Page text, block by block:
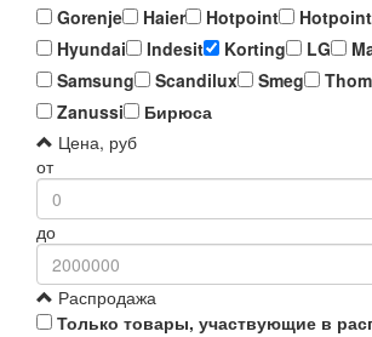
Gorenje
Haier Hotpoint
Hyundai
Indesit Korting LG
Samsung
Scandilux Smeg
Zanussi
Бирюса
Цена, руб
от
до
Распродажа
Только товары, участвующие в